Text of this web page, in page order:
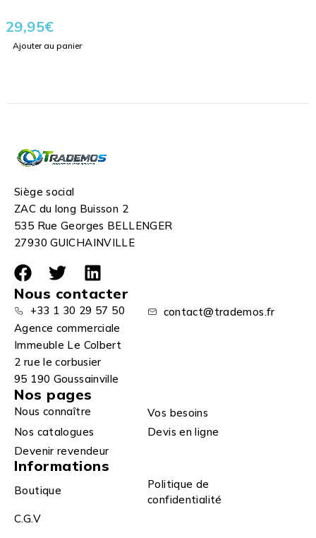
29,95€
Ajouter au panier
Siège social
ZAC du long Buisson 2
535 Rue Georges BELLENGER
27930 GUICHAINVILLE
Nous contacter
+33 1 30 29 57 50
contact@trademos.fr
Agence commerciale
Immeuble Le Colbert
2 rue le corbusier
95 190 Goussainville
Nos pages
Nous connaître
Vos besoins
Nos catalogues
Devis en ligne
Devenir revendeur
Informations
Boutique
Politique de
confidentialité
C.G.V